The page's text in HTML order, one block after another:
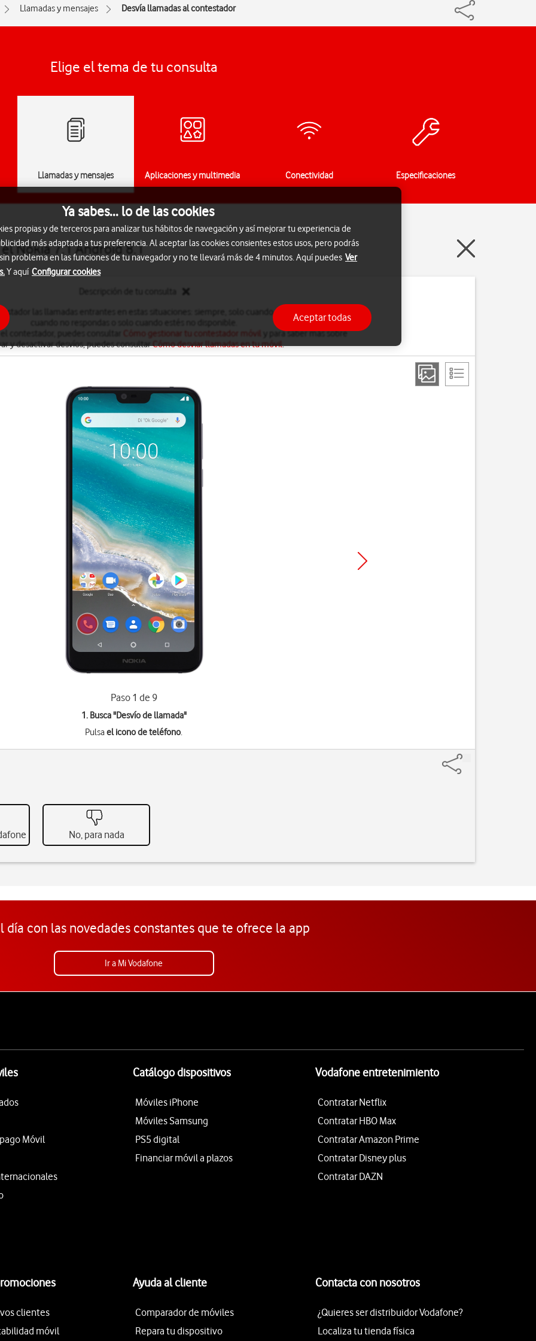
Llamadas y mensajes Desvía llamadas al contestador
Elige el tema de tu consulta
Llamadas y mensajes Aplicaciones y multimedia Conectividad Especificaciones
Nokia 7.1 Android 8.1
las llamadas entrantes en estas situaciones: siempre, solo cuando estés ocupado, solo
contestador, puedes consultar
Cómo gestionar tu contestador móvil
y para saber más sobre
y desactivar desvíos, puedes consultarCómo desviar llamadas en tu móvil.
Paso 1 de 9
1. Busca "Desvío de llamada"
Pulsael icono de teléfono.
No, para nada
día con las novedades constantes que te ofrece la app
Ir a Mi Vodafone
Móvil
Catálogo dispositivos
Móviles iPhone
Móviles Samsung
PS5 digital
Financiar móvil a plazos
Vodafone entretenimiento
Contratar Netflix
Contratar HBO Max
Contratar Amazon Prime
Contratar Disney plus
Contratar DAZN
clientes
móvil
Ayuda al cliente
Comparador de móviles
Repara tu dispositivo
Contacta con nosotros
¿Quieres ser distribuidor Vodafone?
Localiza tu tienda física
Ya sabes... lo de las cookies
propias y de terceros para analizar tus hábitos de navegación y así mejorar tu experiencia de
más adaptada a tus preferencia. Al aceptar las cookies consientes estos usos, pero podrás
problema en las funciones de tu navegador y no te llevará más de 4 minutos. Aquí puedes Ver
Y aquí Configurar cookies
Aceptar todas